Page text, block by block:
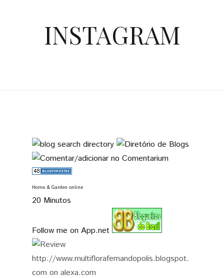
INSTAGRAM
Home & Garden online
20 Minutos
Follow me on App.net